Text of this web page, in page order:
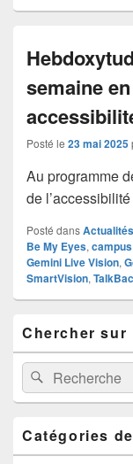
semaine
Posté le 23 mai 2025
Au programme
de
Posté dansActualités
Be My Eyes,
Gemini Live Vision,
SmartVision,
principale
de
widget
pour
la
latérale
Chercher sur
Recherche :Rechercher
Catégories